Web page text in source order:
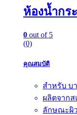
ห้องน้ำกร
0 out of 5
(0)
คุณสมบัติ
สำหรับ บ
ผลิตจากส
ลักษณะผิว